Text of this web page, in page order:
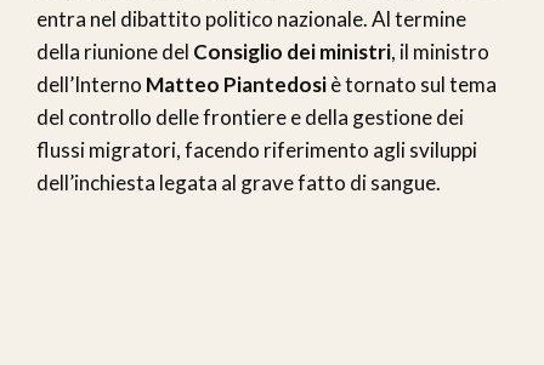
entra nel dibattito politico nazionale. Al termine
della riunione del Consiglio dei ministri, il ministro
dell’Interno Matteo Piantedosiè tornato sul tema
del controllo delle frontiere e della gestione dei
flussi migratori, facendo riferimento agli sviluppi
dell’inchiesta legata al grave fatto di sangue.